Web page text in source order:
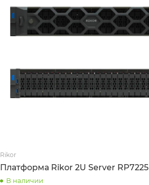
Rikor
Платформа Rikor 2U Server RP7225
В наличии